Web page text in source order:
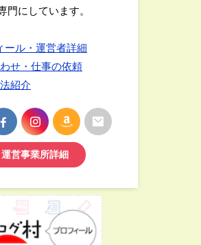
門にしています。
ール・運営者詳細
せ・仕事の依頼
紹介
運営事業所詳細